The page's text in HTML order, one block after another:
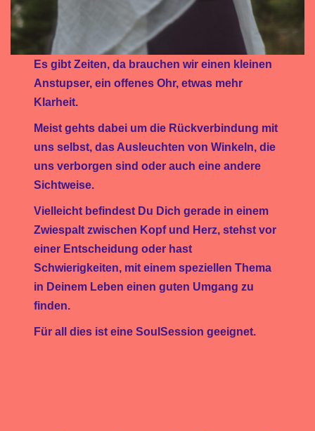
Es gibt Zeiten, da brauchen wir einen kleinen
Anstupser, ein offenes Ohr, etwas mehr
Klarheit.
Meist gehts dabei um die Rückverbindung mit
uns selbst, das Ausleuchten von Winkeln, die
uns verborgen sind oder auch eine andere
Sichtweise.
Vielleicht befindest Du Dich gerade in einem
Zwiespalt zwischen Kopf und Herz, stehst vor
einer Entscheidung oder hast
Schwierigkeiten, mit einem speziellen Thema
in Deinem Leben einen guten Umgang zu
finden.
Für all dies ist eine SoulSession geeignet.